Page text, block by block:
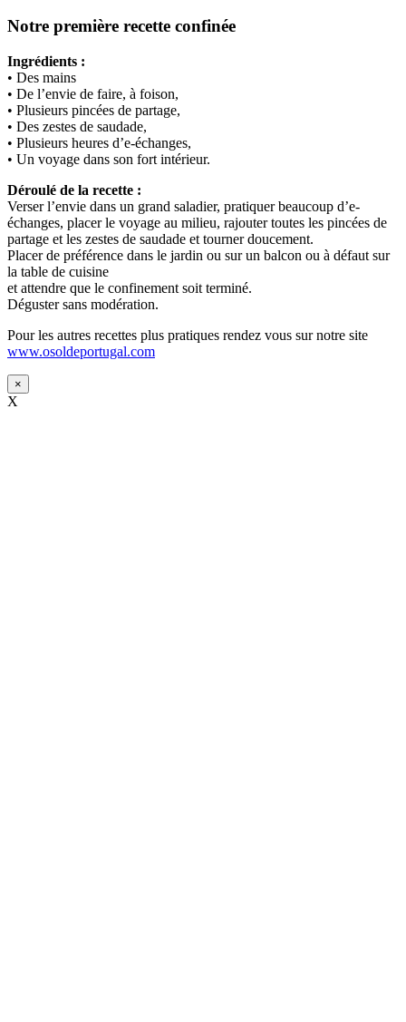
Notre première recette confinée
Ingrédients :
• Des mains
• De l’envie de faire, à foison,
• Plusieurs pincées de partage,
• Des zestes de saudade,
• Plusieurs heures d’e-échanges,
• Un voyage dans son fort intérieur.
Déroulé de la recette :
Verser l’envie dans un grand saladier, pratiquer beaucoup d’e-
échanges, placer le voyage au milieu, rajouter toutes les pincées de
partage et les zestes de saudade et tourner doucement.
Placer de préférence dans le jardin ou sur un balcon ou à défaut sur
la table de cuisine
et attendre que le confinement soit terminé.
Déguster sans modération.
Pour les autres recettes plus pratiques rendez vous sur notre site
www.osoldeportugal.com
×
X